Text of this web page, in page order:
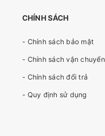
CHÍNH SÁCH
- Chính sách bảo mật
- Chính sách vận chuyển
- Chính sách đổi trả
- Quy định sử dụng